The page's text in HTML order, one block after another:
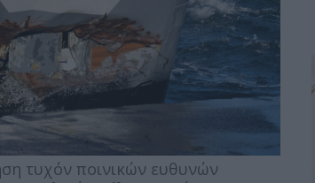
τυχόν ποινικών ευθυνών